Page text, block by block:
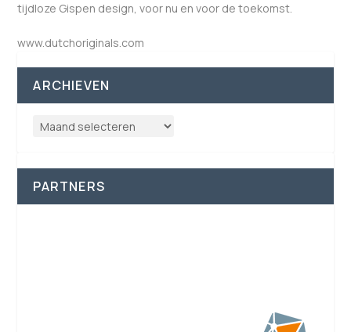
tijdloze Gispen design, voor nu en voor de toekomst.
www.dutchoriginals.com
ARCHIEVEN
PARTNERS